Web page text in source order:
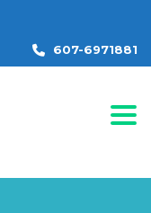
607-6971881